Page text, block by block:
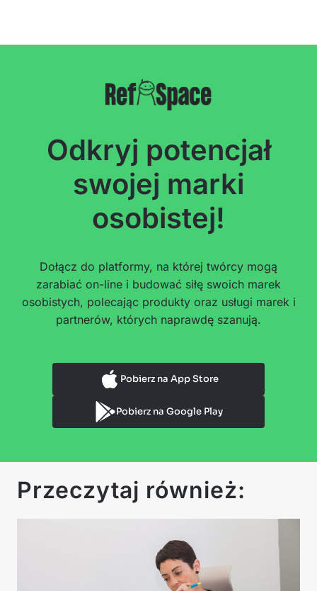
Odkryj potencjał
swojej marki
osobistej!
Dołącz do platformy, na której twórcy mogą
zarabiać on-line i budować siłę swoich marek
osobistych, polecając produkty oraz usługi marek i
partnerów, których naprawdę szanują.
Pobierz na App Store
Pobierz na Google Play
Przeczytaj również: